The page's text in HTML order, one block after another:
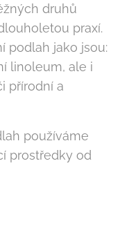
druhů
praxí.
podlah jako jsou:
linoleum, ale i
přírodní a
používáme
prostředky od